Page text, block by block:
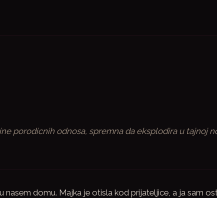
porodicnih odnosa, spremna da eksplodira u tajnoj
nasem domu. Majka je otisla kod prijateljice, a ja sam